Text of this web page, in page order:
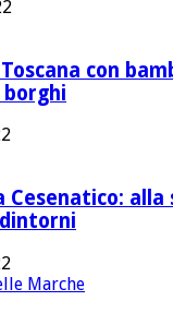
con
Cesenatico: